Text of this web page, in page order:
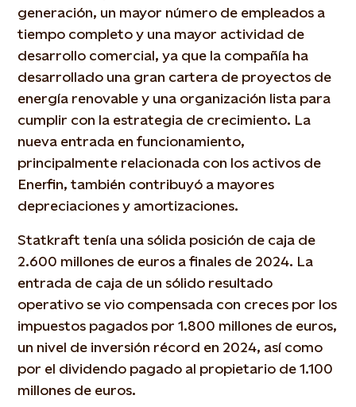
generación, un mayor número de empleados a
tiempo completo y una mayor actividad de
desarrollo comercial, ya que la compañía ha
desarrollado una gran cartera de proyectos de
energía renovable y una organización lista para
cumplir con la estrategia de crecimiento. La
nueva entrada en funcionamiento,
principalmente relacionada con los activos de
Enerfin, también contribuyó a mayores
depreciaciones y amortizaciones.
Statkraft tenía una sólida posición de caja de
2.600 millones de euros a finales de 2024. La
entrada de caja de un sólido resultado
operativo se vio compensada con creces por los
impuestos pagados por 1.800 millones de euros,
un nivel de inversión récord en 2024, así como
por el dividendo pagado al propietario de 1.100
millones de euros.